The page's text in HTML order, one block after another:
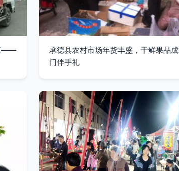
——
承德县农村市场年货丰盛，干鲜果品
门伴手礼